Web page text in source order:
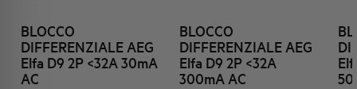
BLOCCO
DIFFERENZIALE AEG
Elfa D9 2P <32A 30mA
AC
BLOCCO
DIFFERENZIALE AEG
Elfa D9 2P <32A
300mA AC